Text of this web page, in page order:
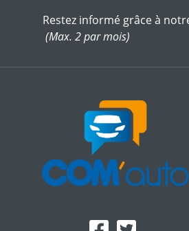
Restez informé grâce à
(Max. 2 par mois)